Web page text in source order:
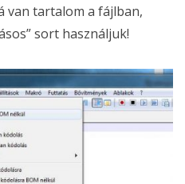
van tartalom a fájlban,
sort használjuk!